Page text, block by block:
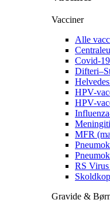
Vacciner
Alle
Covid-
HPV-
HPV-
MFR
RS
Gravide &